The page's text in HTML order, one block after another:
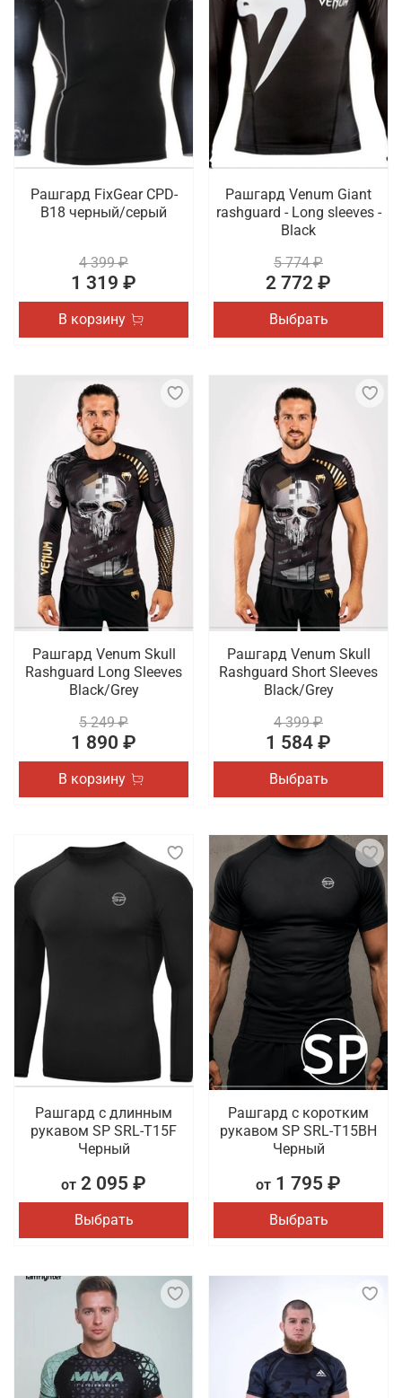
Рашгард FixGear CPD-
B18 черный/серый
4 399 ₽
1 319 ₽
В корзину
Рашгард Venum Giant
rashguard - Long sleeves -
Black
5 774 ₽
2 772 ₽
Выбрать
Рашгард Venum Skull
Rashguard Long Sleeves
Black/Grey
5 249 ₽
1 890 ₽
В корзину
Рашгард Venum Skull
Rashguard Short Sleeves
Black/Grey
4 399 ₽
1 584 ₽
Выбрать
Рашгард с длинным
рукавом SP SRL-T15F
Черный
от 2 095 ₽
Выбрать
Рашгард с коротким
рукавом SP SRL-T15BH
Черный
от 1 795 ₽
Выбрать